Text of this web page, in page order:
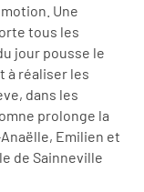
Une
tous les
jour pousse le
à réaliser les
dans les
prolonge la
Emilien et
de Sainneville